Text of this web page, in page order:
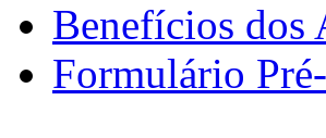
Benefícios dos
Formulário